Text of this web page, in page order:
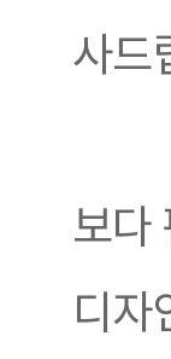
사드
보다
디자